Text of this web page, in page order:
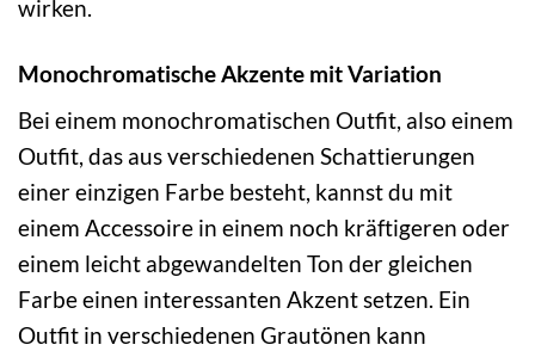
wirken.
Monochromatische Akzente mit Variation
Bei einem monochromatischen Outfit, also einem
Outfit, das aus verschiedenen Schattierungen
einer einzigen Farbe besteht, kannst du mit
einem Accessoire in einem noch kräftigeren oder
einem leicht abgewandelten Ton der gleichen
Farbe einen interessanten Akzent setzen. Ein
Outfit in verschiedenen Grautönen kann